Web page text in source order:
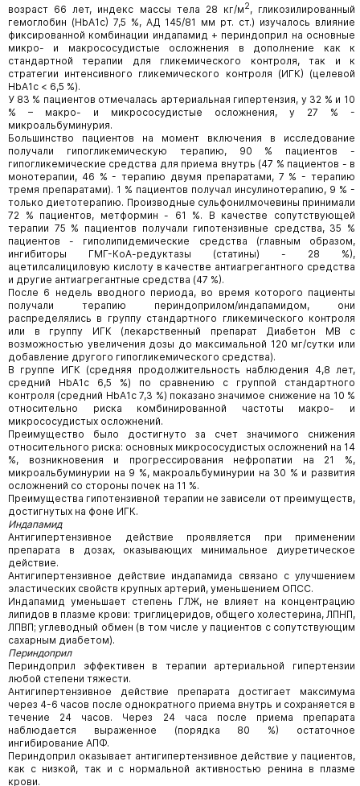
возраст 66 лет, индекс массы тела 28 кг/м2, гликозилированный
гемоглобин (HbA1c) 7,5 %, АД 145/81 мм рт. ст.) изучалось влияние
фиксированной комбинации индапамид + периндоприл на основные
микро- и макрососудистые осложнения в дополнение как к
стандартной терапии для гликемического контроля, так и к
стратегии интенсивного гликемического контроля (ИГК) (целевой
HbA1c < 6,5 %).
У 83 % пациентов отмечалась артериальная гипертензия, у 32 % и 10
% – макро- и микрососудистые осложнения, у 27 % -
микроальбуминурия.
Большинство пациентов на момент включения в исследование
получали гипогликемическую терапию, 90 % пациентов -
гипогликемические средства для приема внутрь (47 % пациентов - в
монотерапии, 46 % - терапию двумя препаратами, 7 % - терапию
тремя препаратами). 1 % пациентов получал инсулинотерапию, 9 % -
только диетотерапию. Производные сульфонилмочевины принимали
72 % пациентов, метформин - 61 %. В качестве сопутствующей
терапии 75 % пациентов получали гипотензивные средства, 35 %
пациентов - гиполипидемические средства (главным образом,
ингибиторы ГМГ-КоА-редуктазы (статины) - 28 %),
ацетилсалициловую кислоту в качестве антиагрегантного средства
и другие антиагрегантные средства (47 %).
После 6 недель вводного периода, во время которого пациенты
получали терапию периндоприлом/индапамидом, они
распределялись в группу стандартного гликемического контроля
или в группу ИГК (лекарственный препарат Диабетон МВ с
возможностью увеличения дозы до максимальной 120 мг/сутки или
добавление другого гипогликемического средства).
В группе ИГК (средняя продолжительность наблюдения 4,8 лет,
средний HbA1c 6,5 %) по сравнению с группой стандартного
контроля (средний HbA1c 7,3 %) показано значимое снижение на 10 %
относительно риска комбинированной частоты макро- и
микрососудистых осложнений.
Преимущество было достигнуто за счет значимого снижения
относительного риска: основных микрососудистых осложнений на 14
%, возникновения и прогрессирования нефропатии на 21 %,
микроальбуминурии на 9 %, макроальбуминурии на 30 % и развития
осложнений со стороны почек на 11 %.
Преимущества гипотензивной терапии не зависели от преимуществ,
достигнутых на фоне ИГК.
Индапамид
Антигипертензивное действие проявляется при применении
препарата в дозах, оказывающих минимальное диуретическое
действие.
Антигипертензивное действие индапамида связано с улучшением
эластических свойств крупных артерий, уменьшением ОПСС.
Индапамид уменьшает степень ГЛЖ, не влияет на концентрацию
липидов в плазме крови: триглицеридов, общего холестерина, ЛПНП,
ЛПВП; углеводный обмен (в том числе у пациентов с сопутствующим
сахарным диабетом).
Периндоприл
Периндоприл эффективен в терапии артериальной гипертензии
любой степени тяжести.
Антигипертензивное действие препарата достигает максимума
через 4-6 часов после однократного приема внутрь и сохраняется в
течение 24 часов. Через 24 часа после приема препарата
наблюдается выраженное (порядка 80 %) остаточное
ингибирование АПФ.
Периндоприл оказывает антигипертензивное действие у пациентов,
как с низкой, так и с нормальной активностью ренина в плазме
крови.